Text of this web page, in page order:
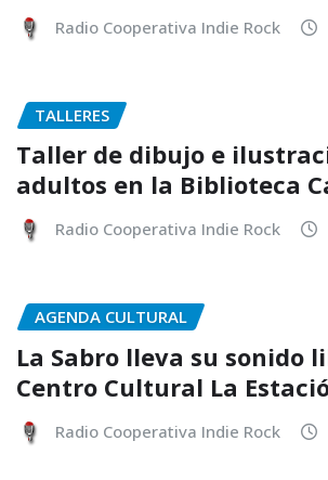
Radio Cooperativa Indie Rock
TALLERES
Taller de dibujo e
adultos en la Biblioteca
Radio Cooperativa Indie Rock
AGENDA CULTURAL
La Sabro lleva su sonido
Centro Cultural La
Radio Cooperativa Indie Rock